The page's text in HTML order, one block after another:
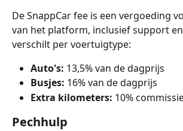
De SnappCar fee is een vergoeding
van het platform, inclusief support
verschilt per voertuigtype:
Auto's: 13,5% van de dagprijs
Busjes: 16% van de dagprijs
Extra kilometers: 10%
Pechhulp